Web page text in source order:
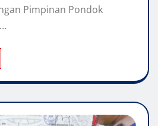
Pimpinan Pondok